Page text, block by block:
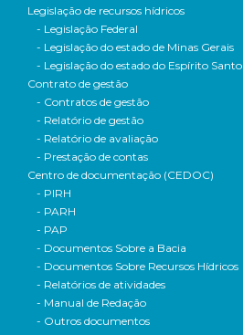
Legislação de recursos hídricos
- Legislação Federal
- Legislação do estado de Minas Gerais
- Legislação do estado do Espírito Santo
Contrato de gestão
- Contratos de gestão
- Relatório de gestão
- Relatório de avaliação
- Prestação de contas
Centro de documentação (CEDOC)
- PIRH
- PARH
- PAP
- Documentos Sobre a Bacia
- Documentos Sobre Recursos Hídricos
- Relatórios de atividades
- Manual de Redação
- Outros documentos